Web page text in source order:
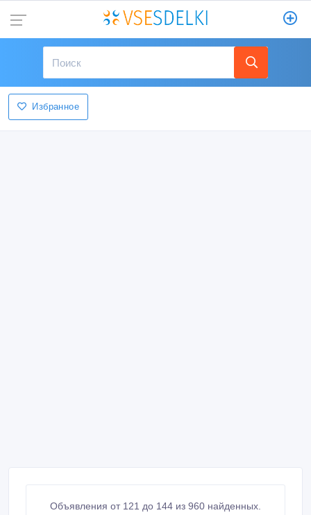
Избранное
Объявления от 121 до 144 из 960 найденных.